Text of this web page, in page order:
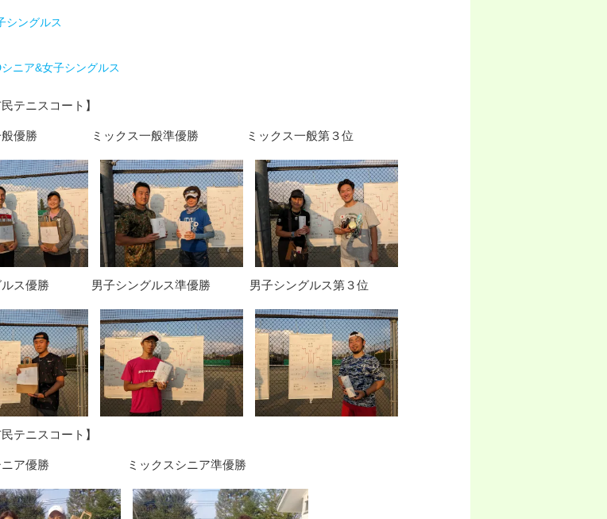
シングルス
ニア&女子シングルス
テニスコート】
一般優勝 ミックス一般準優勝 ミックス一般第３位
ルス優勝 男子シングルス準優勝 男子シングルス第３位
テニスコート】
シニア優勝 ミックスシニア準優勝